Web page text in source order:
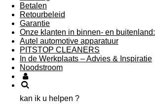
Betalen
Retourbeleid
Garantie
Onze klanten in binnen- en buitenland:
Autel automotive apparatuur
PITSTOP CLEANERS
In de Werkplaats – Advies & Inspiratie
Noodstroom
kan ik u helpen ?